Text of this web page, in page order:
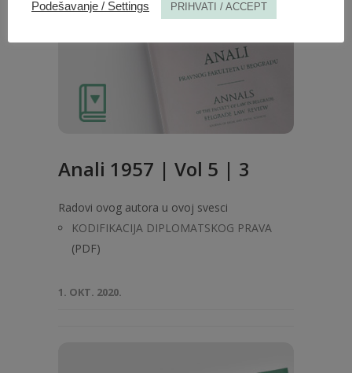
Anali 1957 | Vol 5 | 3
Radovi ovog autora u ovoj svesci
KODIFIKACIJA DIPLOMATSKOG PRAVA
(PDF)
1. OKT. 2020.
Podešavanje / Settings PRIHVATI / ACCEPT